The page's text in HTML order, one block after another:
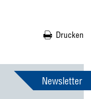
Drucken
Newsletter